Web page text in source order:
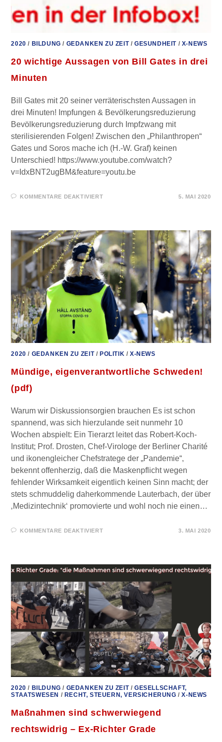
2020 / BILDUNG / GEDANKEN ZU ZEIT/GESUNDHEIT / X-NEWS
20 wichtige Aussagen von Bill Gates in drei
Minuten
Bill Gates mit 20 seiner verräterischsten Aussagen in
drei Minuten! Impfungen & Bevölkerungsreduzierung
Bevölkerungsreduzierung durch Impfzwang mit
sterilisierenden Folgen! Zwischen den „Philanthropen“
Gates und Soros mache ich (H.-W. Graf) keinen
Unterschied! https://www.youtube.com/watch?
v=IdxBNT2ugBM&feature=youtu.be
KOMMENTARE DEAKTIVIERTFÜR
BILL
GATES
IN
DREI
MINUTEN
5. MAI 2020
2020 / GEDANKEN ZU ZEIT/ POLITIK /X-NEWS
Mündige, eigenverantwortliche Schweden!
(pdf)
Warum wir Diskussionsorgien brauchen Es ist schon
spannend, was sich hierzulande seit nunmehr 10
Wochen abspielt: Ein Tierarzt leitet das Robert-Koch-
Institut; Prof. Drosten, Chef-Virologe der Berliner Charité
und ikonengleicher Chefstratege der „Pandemie“,
bekennt offenherzig, daß die Maskenpflicht wegen
fehlender Wirksamkeit eigentlich keinen Sinn macht; der
stets schmuddelig daherkommende Lauterbach, der über
‚Medizintechnik‘ promovierte und wohl noch nie einen…
KOMMENTARE DEAKTIVIERTFÜR
3. MAI 2020
2020 / BILDUNG / GEDANKEN ZU ZEIT/GESELLSCHAFT,
STAATSWESEN / RECHT, STEUERN, VERSICHERUNG /X-NEWS
Maßnahmen sind schwerwiegend
rechtswidrig – Ex-Richter Grade